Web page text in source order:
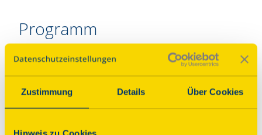
Zustimmung Details Über Cookies
Programm
Die Gäste erwartet im Herrenhaus Himmelmühle
ein vielseitiges und sorgfältig gestaltetes
Programm, das Geschichte unmittelbar erlebbar
macht. In geführten Rundgängen durch das Haus